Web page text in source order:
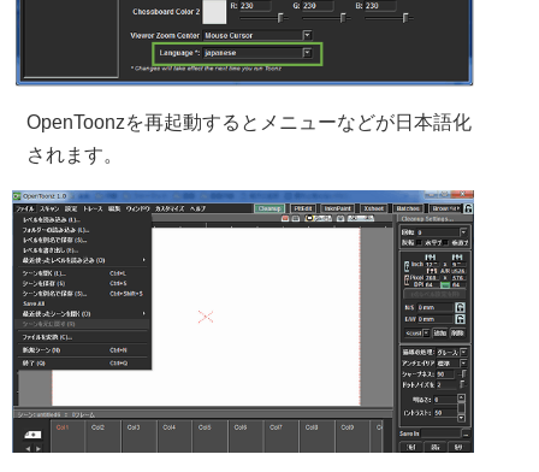
OpenToonzを再起動するとメニューなどが日本語化
されます。